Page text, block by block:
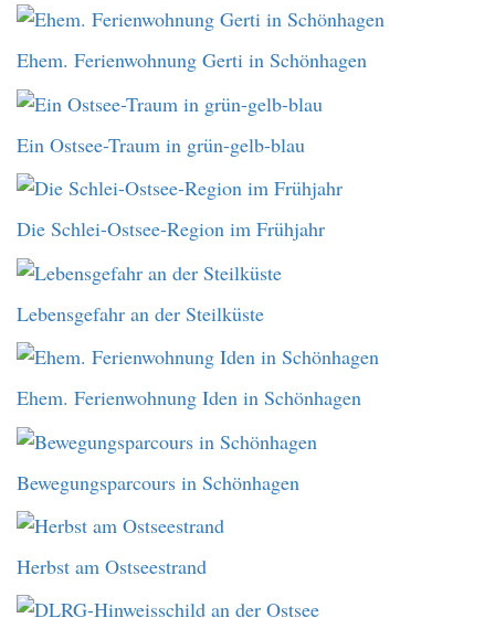
Ehem. Ferienwohnung Gerti in Schönhagen
Ein Ostsee-Traum in grün-gelb-blau
Die Schlei-Ostsee-Region im Frühjahr
Lebensgefahr an der Steilküste
Ehem. Ferienwohnung Iden in Schönhagen
Bewegungsparcours in Schönhagen
Herbst am Ostseestrand